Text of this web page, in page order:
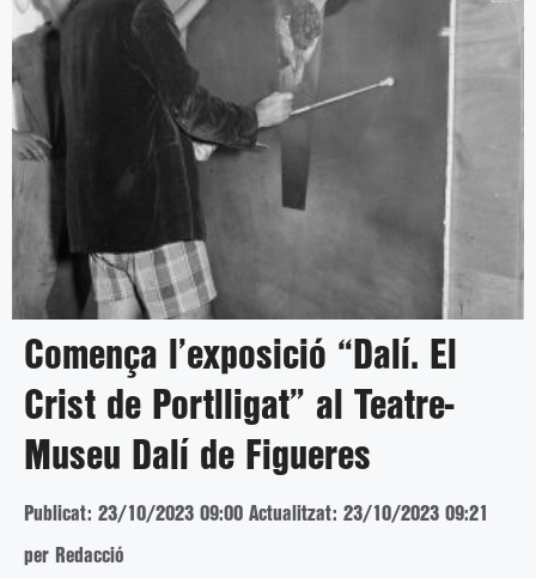
Comença l’exposició “Dalí. El
Crist de Portlligat” al Teatre-
Museu Dalí de Figueres
Publicat: 23/10/2023 09:00 Actualitzat: 23/10/2023 09:21
per Redacció